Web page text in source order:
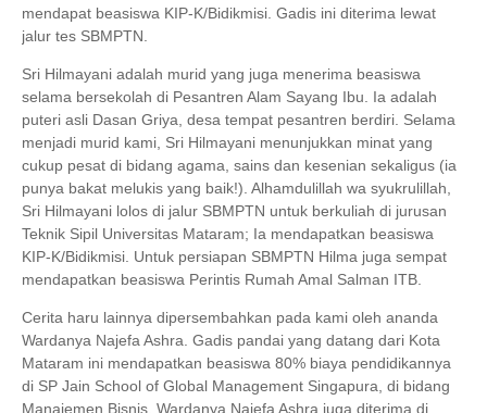
mendapat beasiswa KIP-K/Bidikmisi. Gadis ini diterima lewat
jalur tes SBMPTN.
Sri Hilmayani adalah murid yang juga menerima beasiswa
selama bersekolah di Pesantren Alam Sayang Ibu. Ia adalah
puteri asli Dasan Griya, desa tempat pesantren berdiri. Selama
menjadi murid kami, Sri Hilmayani menunjukkan minat yang
cukup pesat di bidang agama, sains dan kesenian sekaligus (ia
punya bakat melukis yang baik!). Alhamdulillah wa syukrulillah,
Sri Hilmayani lolos di jalur SBMPTN untuk berkuliah di jurusan
Teknik Sipil Universitas Mataram; Ia mendapatkan beasiswa
KIP-K/Bidikmisi. Untuk persiapan SBMPTN Hilma juga sempat
mendapatkan beasiswa Perintis Rumah Amal Salman ITB.
Cerita haru lainnya dipersembahkan pada kami oleh ananda
Wardanya Najefa Ashra. Gadis pandai yang datang dari Kota
Mataram ini mendapatkan beasiswa 80% biaya pendidikannya
di SP Jain School of Global Management Singapura, di bidang
Manajemen Bisnis. Wardanya Najefa Ashra juga diterima di